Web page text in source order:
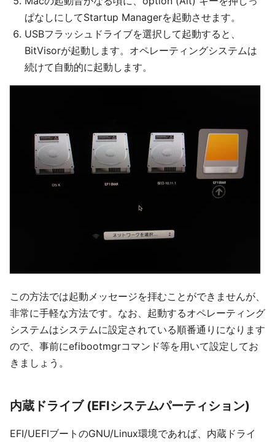
ぱなしにしてStartup Managerを起動させます。
USBフラッシュドライブを選択して起動すると、
BitVisorが起動します。オペレーティングシステムは
続けて自動的に起動します。
この方法では起動メッセージを拝むことができませんが、
非常に手軽な方法です。なお、起動するオペレーティング
システムはシステムに設定されている順番通りになります
ので、事前にefibootmgrコマンド等を用いて設定してお
きましょう。
内蔵ドライブ (EFIシステムパーティション)
EFI/UEFIブートのGNU/Linux環境であれば、内蔵ドライ